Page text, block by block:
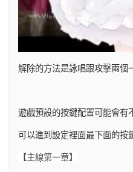
解除的方法是詠唱跟攻擊兩個
遊戲預設的按鍵配置可能會有
可以進到設定裡面最下面的按
【主線第一章】